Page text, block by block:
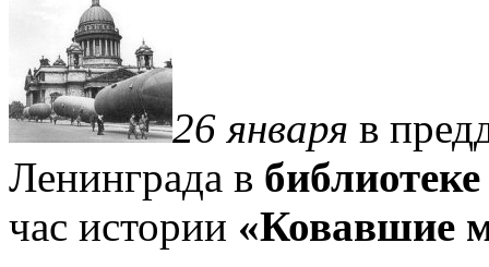
26 января в
Ленинграда в
час истории «Ковавшие